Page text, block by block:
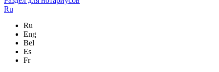
Ru
Ru
Eng
Bel
Es
Fr